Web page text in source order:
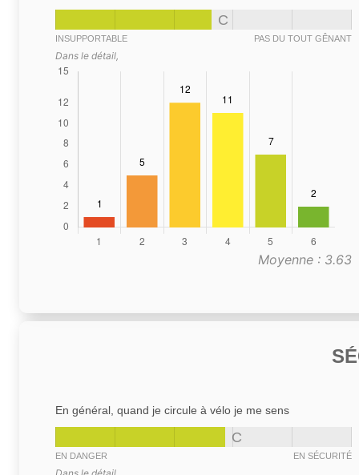
C
INSUPPORTABLE PAS DU TOUT GÊNANT
Dans le détail,
Moyenne : 3.63
En général, quand je circule à vélo je me sens
C
EN DANGER EN SÉCURITÉ